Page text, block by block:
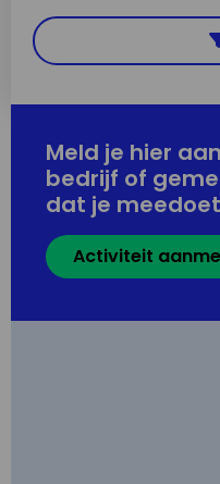
Meld je hier
bedrijf of
dat je
Activiteit